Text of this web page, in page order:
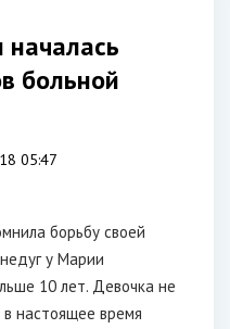
больной
05:47
борьбу своей
у Марии
10 лет. Девочка не
в настоящее время